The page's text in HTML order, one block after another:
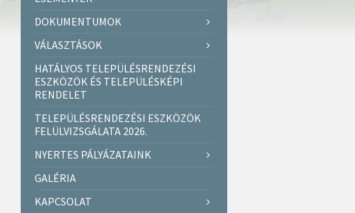
DOKUMENTUMOK
VÁLASZTÁSOK
HATÁLYOS TELEPÜLÉSRENDEZÉSI
ESZKÖZÖK ÉS TELEPÜLÉSKÉPI
RENDELET
TELEPÜLÉSRENDEZÉSI ESZKÖZÖK
FELÜLVIZSGÁLATA 2026.
NYERTES PÁLYÁZATAINK
GALÉRIA
KAPCSOLAT